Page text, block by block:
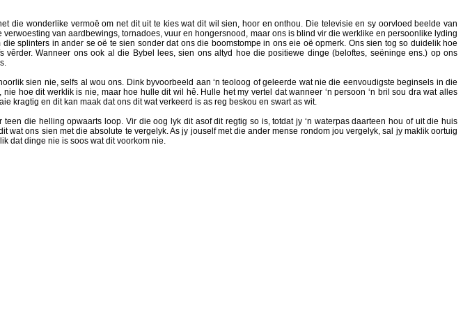
wonderlike vermoë om net dit uit te kies wat dit wil sien, hoor en onthou. Die televisie en sy oorvloed beelde van
van aardbewings, tornadoes, vuur en hongersnood, maar ons is blind vir die werklike en persoonlike lyding
splinters in ander se oë te sien sonder dat ons die boomstompe in ons eie oë opmerk. Ons sien tog so duidelik hoe
Wanneer ons ook al die Bybel lees, sien ons altyd hoe die positiewe dinge (beloftes, seëninge ens.) op ons
sien nie, selfs al wou ons. Dink byvoorbeeld aan ‘n teoloog of geleerde wat nie die eenvoudigste beginsels in die
hoe dit werklik is nie, maar hoe hulle dit wil hê. Hulle het my vertel dat wanneer ‘n persoon ‘n bril sou dra wat alles
kragtig en dit kan maak dat ons dit wat verkeerd is as reg beskou en swart as wit.
die helling opwaarts loop. Vir die oog lyk dit asof dit regtig so is, totdat jy ‘n waterpas daarteen hou of uit die huis
ons sien met die absolute te vergelyk. As jy jouself met die ander mense rondom jou vergelyk, sal jy maklik oortuig
dat dinge nie is soos wat dit voorkom nie.